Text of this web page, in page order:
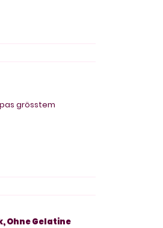
grösstem
Ohne Gelatine